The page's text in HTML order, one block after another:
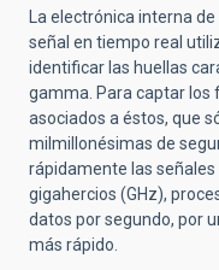
La electrónica interna
señal en tiempo real
identificar las huellas
gamma. Para captar los
asociados a éstos, que
milmillonésimas de
rápidamente las
gigahercios (GHz),
datos por segundo, por
más rápido.